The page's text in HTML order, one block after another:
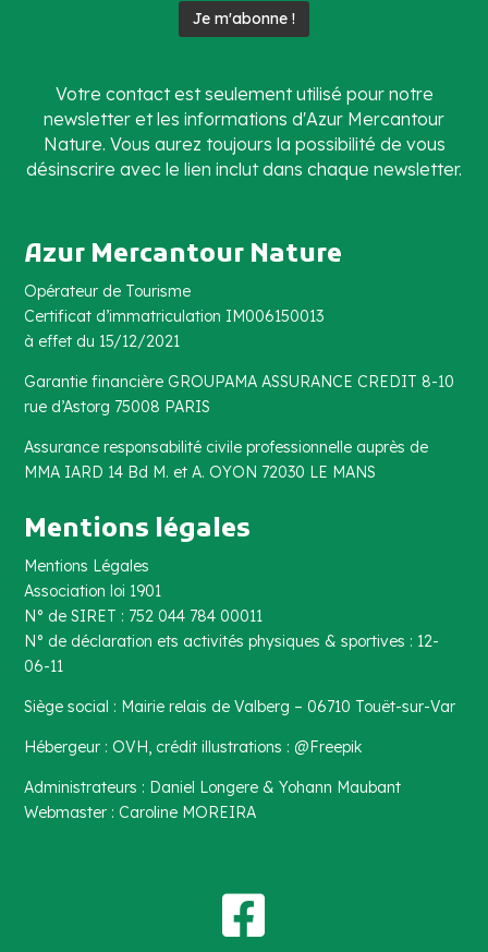
Votre contact est seulement utilisé pour notre
newsletter et les informations d'Azur Mercantour
Nature. Vous aurez toujours la possibilité de vous
désinscrire avec le lien inclut dans chaque newsletter.
Azur Mercantour Nature
Opérateur de Tourisme
Certificat d’immatriculation IM006150013
à effet du 15/12/2021
Garantie financière GROUPAMA ASSURANCE CREDIT 8-10
rue d’Astorg 75008 PARIS
Assurance responsabilité civile professionnelle auprès de
MMA IARD 14 Bd M. et A. OYON 72030 LE MANS
Mentions légales
Mentions Légales
Association loi 1901
N° de SIRET : 752 044 784 00011
N° de déclaration ets activités physiques & sportives : 12-
06-11
Siège social : Mairie relais de Valberg – 06710 Touët-sur-Var
Hébergeur : OVH, crédit illustrations : @Freepik
Administrateurs : Daniel Longere & Yohann Maubant
Webmaster : Caroline MOREIRA
